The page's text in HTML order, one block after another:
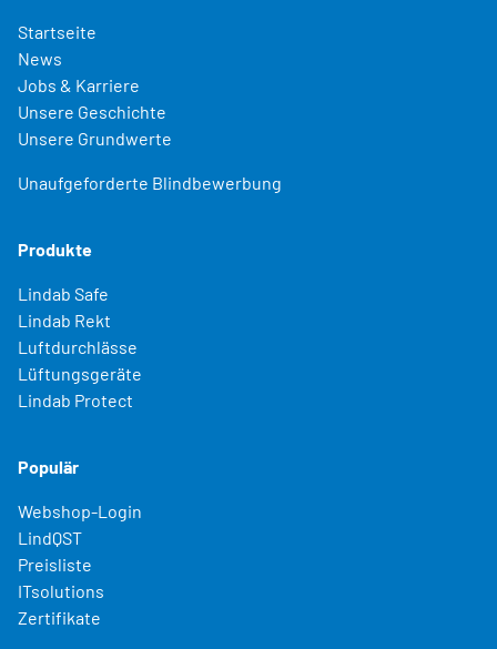
Startseite
News
Jobs & Karriere
Unsere Geschichte
Unsere Grundwerte
Unaufgeforderte Blindbewerbung
Produkte
Lindab Safe
Lindab Rekt
Luftdurchlässe
Lüftungsgeräte
Lindab Protect
Populär
Webshop-Login
LindQST
Preisliste
ITsolutions
Zertifikate